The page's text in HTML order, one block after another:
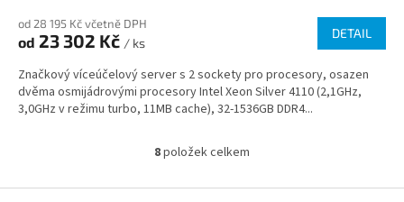
od 28 195 Kč včetně DPH
od 23 302 Kč / ks
DETAIL
Značkový víceúčelový server s 2 sockety pro procesory, osazen
dvěma osmijádrovými procesory Intel Xeon Silver 4110 (2,1GHz,
3,0GHz v režimu turbo, 11MB cache), 32-1536GB DDR4...
O
l
8položek celkem